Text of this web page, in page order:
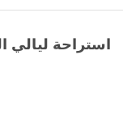
استراحة ليالي